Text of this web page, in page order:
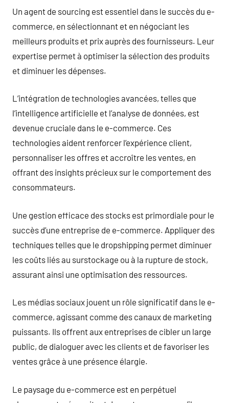
Un agent de sourcing est essentiel dans le succès du e-
commerce, en sélectionnant et en négociant les
meilleurs produits et prix auprès des fournisseurs. Leur
expertise permet à optimiser la sélection des produits
et diminuer les dépenses.
L’intégration de technologies avancées, telles que
l’intelligence artificielle et l’analyse de données, est
devenue cruciale dans le e-commerce. Ces
technologies aident renforcer l’expérience client,
personnaliser les offres et accroître les ventes, en
offrant des insights précieux sur le comportement des
consommateurs.
Une gestion efficace des stocks est primordiale pour le
succès d’une entreprise de e-commerce. Appliquer des
techniques telles que le dropshipping permet diminuer
les coûts liés au surstockage ou à la rupture de stock,
assurant ainsi une optimisation des ressources.
Les médias sociaux jouent un rôle significatif dans le e-
commerce, agissant comme des canaux de marketing
puissants. Ils offrent aux entreprises de cibler un large
public, de dialoguer avec les clients et de favoriser les
ventes grâce à une présence élargie.
Le paysage du e-commerce est en perpétuel